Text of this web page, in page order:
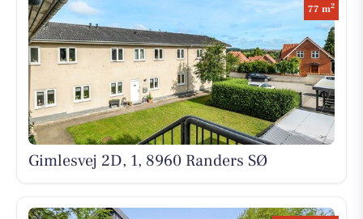
77 m2
Gimlesvej 2D, 1, 8960 Randers SØ